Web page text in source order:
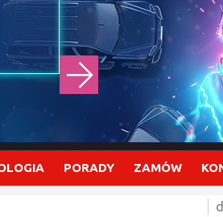
PORADY ZAMÓW